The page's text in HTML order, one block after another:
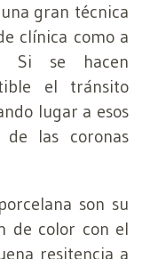
gran técnica
clínica como a
Si se hacen
el tránsito
lugar a esos
de las coronas
son su
de color con el
resitencia a